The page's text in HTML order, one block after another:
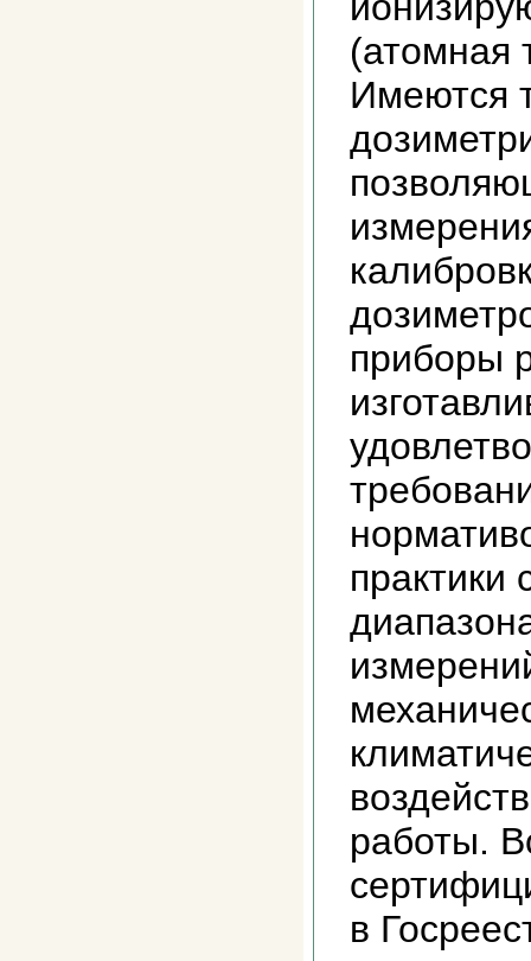
(атомная
Имеются
приборы
практики
работы.
в